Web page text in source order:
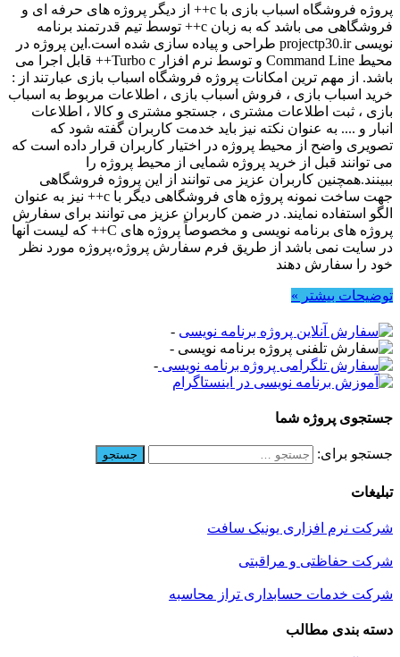
پروژه فروشگاه اسباب بازی با c++ از دیگر پروژه های حرفه ای و
فروشگاهی می باشد که به زبان c++ توسط تیم قدرتمند برنامه
نویسی projectp30.ir طراحی و پیاده سازی شده است.این پروژه در
محیط Command Line و توسط نرم افزار Turbo c++ قابل اجرا می
باشد. از مهم ترین امکانات پروژه فروشگاه اسباب بازی عبارتند از :
خرید اسباب بازی ، فروش اسباب بازی ، اطلاعات مربوط به اسباب
بازی ، ثبت اطلاعات مشتری ، جستجو مشتری و کالا ، اطلاعات
انبار و .... به عنوان نکته نیز باید خدمت کاربران گفته شود که
تصویری واضح از محیط پروژه در اختیار کاربران قرار داده است که
می توانند قبل از خرید پروژه شمایی از محیط پروژه را
ببینند.همچنین کاربران عزیز می توانند از این پروژه فروشگاهی
جهت ساخت نمونه پروژه های فروشگاهی دیگر با c++ نیز به عنوان
الگو استفاده نمایند. در ضمن کاربران عزیز می توانند برای سفارش
پروژه های برنامه نویسی و مخصوصاً پروژه های C++ که لیست آنها
در سایت نمی باشد از طریق فرم سفارش پروژه،پروژه مورد نظر
خود را سفارش دهند
توضیحات بیشتر »
-
-
-
جستجوی پروژه شما
جستجو برای:
تبلیغات
شرکت نرم افزاری یونیک سافت
شرکت حفاظتی و مراقبتی
شرکت خدمات حسابداری تراز محاسبه
دسته بندی مطالب